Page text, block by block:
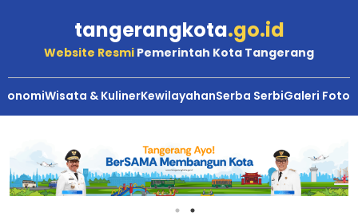
tangerangkota.go.id
Website Resmi Pemerintah Kota Tangerang
Wisata & KulinerKewilayahanSerba SerbiGaleri Foto
Kota
Tangerang